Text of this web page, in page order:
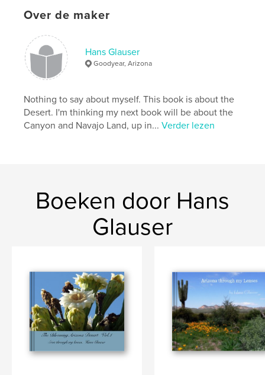
Taal
English
Nature
Over de maker
Hans Glauser
Goodyear, Arizona
Nothing to say about myself. This book is about the
Desert. I'm thinking my next book will be about the
Canyon and Navajo Land, up in...Verder lezen
Boeken door Hans
Glauser